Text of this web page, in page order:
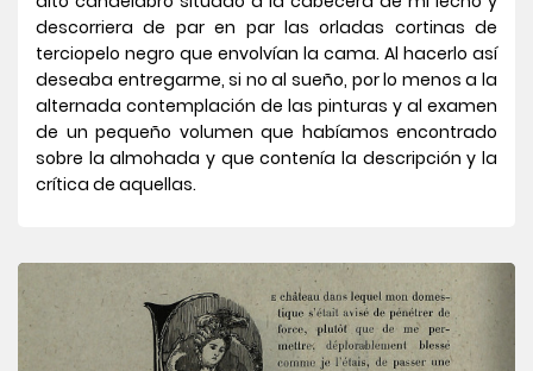
descorriera de par en par las orladas cortinas de
terciopelo negro que envolvían la cama. Al hacerlo así
deseaba entregarme, si no al sueño, por lo menos a la
alternada contemplación de las pinturas y al examen
de un pequeño volumen que habíamos encontrado
sobre la almohada y que contenía la descripción y la
crítica de aquellas.